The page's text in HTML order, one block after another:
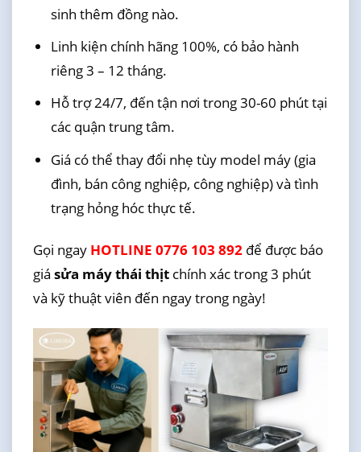
sinh thêm đồng nào.
Linh kiện chính hãng 100%, có bảo hành
riêng 3 – 12 tháng.
Hỗ trợ 24/7, đến tận nơi trong 30-60 phút tại
các quận trung tâm.
Giá có thể thay đổi nhẹ tùy model máy (gia
đình, bán công nghiệp, công nghiệp) và tình
trạng hỏng hóc thực tế.
Gọi ngay HOTLINE 0776 103 892để được báo
giá sửa máy thái thịtchính xác trong 3 phút
và kỹ thuật viên đến ngay trong ngày!